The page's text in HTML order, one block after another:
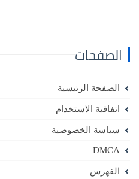
الصفحات
الصفحة الرئيسية
اتفاقية الاستخدام
سياسة الخصوصية
DMCA
الفهرس